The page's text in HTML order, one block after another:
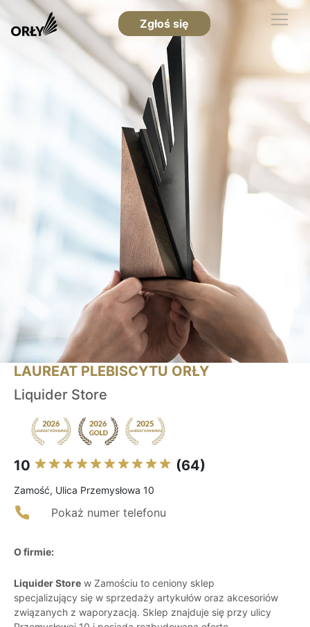
Zgłoś się
LAUREAT PLEBISCYTU ORŁY
Liquider Store
10 (64)
Zamość, Ulica Przemysłowa 10
Pokaż numer telefonu
O firmie:
Liquider Store w Zamościu to ceniony sklep
specjalizujący się w sprzedaży artykułów oraz akcesoriów
związanych z waporyzacją. Sklep znajduje się przy ulicy